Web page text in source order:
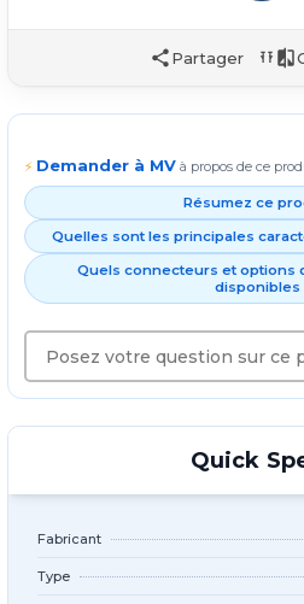
Partager
⚡ Demander à MV à propos de ce
Résumez ce
Quelles sont les principales
Quels connecteurs et options
disponibles
Quick
Fabricant
Type